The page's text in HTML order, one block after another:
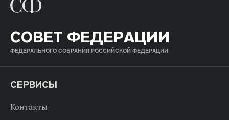
СОВЕТ ФЕДЕРАЦИИ
ФЕДЕРАЛЬНОГО СОБРАНИЯ РОССИЙСКОЙ ФЕДЕРАЦИИ
СЕРВИСЫ
Контакты